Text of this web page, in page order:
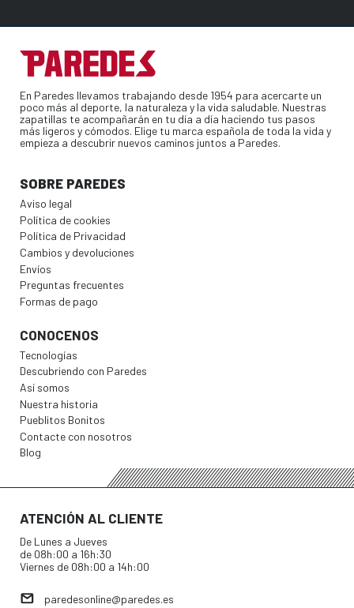
En Paredes llevamos trabajando desde 1954 para acercarte un
poco más al deporte, la naturaleza y la vida saludable. Nuestras
zapatillas te acompañarán en tu día a día haciendo tus pasos
más ligeros y cómodos. Elige tu marca española de toda la vida y
empieza a descubrir nuevos caminos juntos a Paredes.
SOBRE PAREDES
Aviso legal
Política de cookies
Política de Privacidad
Cambios y devoluciones
Envíos
Preguntas frecuentes
Formas de pago
CONOCENOS
Tecnologías
Descubriendo con Paredes
Así somos
Nuestra historia
Pueblitos Bonitos
Contacte con nosotros
Blog
ATENCIÓN AL CLIENTE
De Lunes a Jueves
de 08h:00 a 16h:30
Viernes de 08h:00 a 14h:00
paredesonline@paredes.es